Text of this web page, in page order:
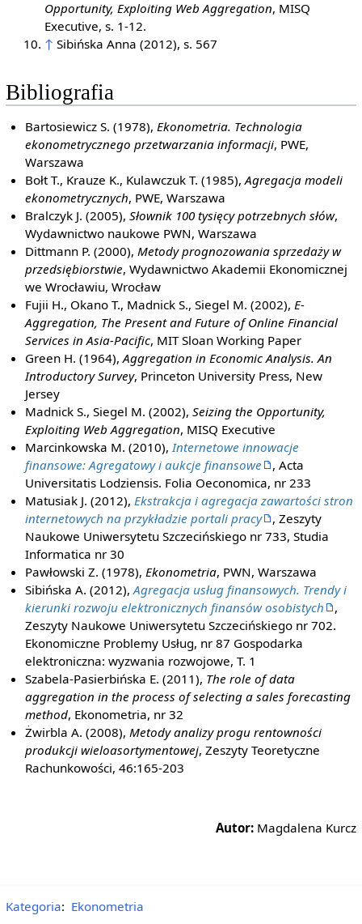
Opportunity, Exploiting Web Aggregation, MISQ
Executive, s. 1-12.
↑ Sibińska Anna (2012), s. 567
Bibliografia
Bartosiewicz S. (1978), Ekonometria. Technologia
ekonometrycznego przetwarzania informacji, PWE,
Warszawa
Bołt T., Krauze K., Kulawczuk T. (1985),Agregacja modeli
ekonometrycznych, PWE, Warszawa
Bralczyk J. (2005),Słownik 100 tysięcy potrzebnych słów,
Wydawnictwo naukowe PWN, Warszawa
Dittmann P. (2000), Metody prognozowania sprzedaży w
przedsiębiorstwie, Wydawnictwo Akademii Ekonomicznej
we Wrocławiu, Wrocław
Fujii H., Okano T., Madnick S., Siegel M. (2002), E-
Aggregation, The Present and Future of Online Financial
Services in Asia-Pacific, MIT Sloan Working Paper
Green H. (1964),Aggregation in Economic Analysis. An
Introductory Survey, Princeton University Press, New
Jersey
Madnick S., Siegel M. (2002),Seizing the Opportunity,
Exploiting Web Aggregation, MISQ Executive
Marcinkowska M. (2010), Internetowe innowacje
finansowe: Agregatowy i aukcje finansowe
, Acta
Universitatis Lodziensis. Folia Oeconomica, nr 233
Matusiak J. (2012), Ekstrakcja i agregacja zawartości stron
internetowych na przykładzie portali pracy
, Zeszyty
Naukowe Uniwersytetu Szczecińskiego nr 733, Studia
Informatica nr 30
Pawłowski Z. (1978), Ekonometria, PWN, Warszawa
Sibińska A. (2012),Agregacja usług finansowych. Trendy i
kierunki rozwoju elektronicznych finansów osobistych
,
Zeszyty Naukowe Uniwersytetu Szczecińskiego nr 702.
Ekonomiczne Problemy Usług, nr 87 Gospodarka
elektroniczna: wyzwania rozwojowe, T. 1
Szabela-Pasierbińska E. (2011), The role of data
aggregation in the process of selecting a sales forecasting
method, Ekonometria, nr 32
Żwirbla A. (2008), Metody analizy progu rentowności
produkcji wieloasortymentowej, Zeszyty Teoretyczne
Rachunkowości, 46:165-203
Autor: Magdalena Kurcz
Kategoria: Ekonometria